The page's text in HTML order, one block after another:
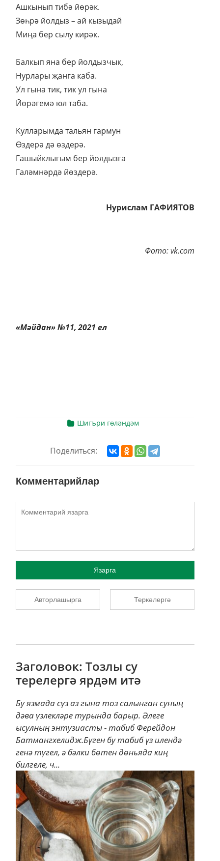
Ашкынып тибә йөрәк.
Зөһрә йолдыз – ай кызыдай
Миңа бер сылу кирәк.
Балкып яна бер йолдызчык,
Нурлары җанга каба.
Ул гына тик, тик ул гына
Йөрәгемә юл таба.
Кулларымда тальян гармун
Өздерә дә өздерә.
Гашыйклыгым бер йолдызга
Галәмнәрдә йөздерә.
Нурислам ГАФИЯТОВ
Фото: vk.com
«Мәйдан» №11, 2021 ел
Шигъри гөләндәм
Поделиться:
Комментарийлар
Язарга
Авторлашырга Теркәлергә
Заголовок: Тозлы су
терелергә ярдәм итә
Бу язмада сүз аз гына тоз салынган суның
дәва үзлекләре турында барыр. Әлеге
ысулның энтузиасты - табиб Ферейдон
Батмангхелидж.Бүген бу табиб үз илендә
генә түгел, ә бәлки бөтен дөньяда киң
билгеле, ч...